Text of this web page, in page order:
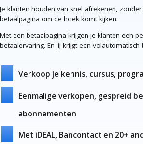
Je klanten houden van snel afrekenen,
betaalpagina om de hoek komt kijken.
Met een betaalpagina krijgen je klanten een
betaalervaring. En jij krijgt een volautomatisch
Verkoop je kennis, cursus,
Eenmalige verkopen, gespreid
abonnementen
Met iDEAL, Bancontact en 20+